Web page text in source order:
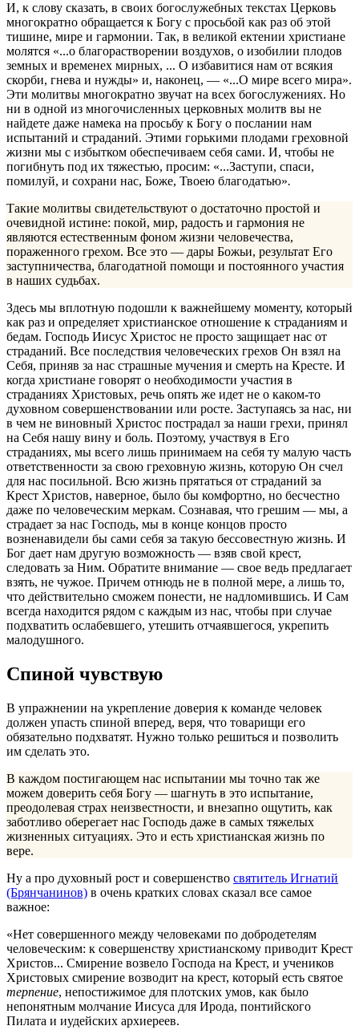
И, к слову сказать, в своих богослужебных текстах Церковь
многократно обращается к Богу с просьбой как раз об этой
тишине, мире и гармонии. Так, в великой ектении христиане
молятся «...о благорастворении воздухов, о изобилии плодов
земных и временех мирных, ... О избавитися нам от всякия
скорби, гнева и нужды» и, наконец, — «...О мире всего мира».
Эти молитвы многократно звучат на всех богослужениях. Но
ни в одной из многочисленных церковных молитв вы не
найдете даже намека на просьбу к Богу о послании нам
испытаний и страданий. Этими горькими плодами греховной
жизни мы с избытком обеспечиваем себя сами. И, чтобы не
погибнуть под их тяжестью, просим: «...Заступи, спаси,
помилуй, и сохрани нас, Боже, Твоею благодатью».
Такие молитвы свидетельствуют о достаточно простой и
очевидной истине: покой, мир, радость и гармония не
являются естественным фоном жизни человечества,
пораженного грехом. Все это — дары Божьи, результат Его
заступничества, благодатной помощи и постоянного участия
в наших судьбах.
Здесь мы вплотную подошли к важнейшему моменту, который
как раз и определяет христианское отношение к страданиям и
бедам. Господь Иисус Христос не просто защищает нас от
страданий. Все последствия человеческих грехов Он взял на
Себя, приняв за нас страшные мучения и смерть на Кресте. И
когда христиане говорят о необходимости участия в
страданиях Христовых, речь опять же идет не о каком-то
духовном совершенствовании или росте. Заступаясь за нас, ни
в чем не виновный Христос пострадал за наши грехи, принял
на Себя нашу вину и боль. Поэтому, участвуя в Его
страданиях, мы всего лишь принимаем на себя ту малую часть
ответственности за свою греховную жизнь, которую Он счел
для нас посильной. Всю жизнь прятаться от страданий за
Крест Христов, наверное, было бы комфорт­но, но бесчестно
даже по человеческим меркам. Сознавая, что грешим — мы, а
страдает за нас Господь, мы в конце концов просто
возненавидели бы сами себя за такую бессовестную жизнь. И
Бог дает нам другую возможность — взяв свой крест,
следовать за Ним. Обратите внимание — свое ведь предлагает
взять, не чужое. Причем отнюдь не в полной мере, а лишь то,
что действительно сможем понести, не надломившись. И Сам
всегда находится рядом с каждым из нас, чтобы при случае
подхватить ослабевшего, утешить отчаявшегося, укрепить
малодушного.
Спиной чувствую
В упражнении на укрепление доверия к команде человек
должен упасть спиной вперед, веря, что товарищи его
обязательно подхватят. Нужно только решиться и позволить
им сделать это.
В каждом постигающем нас испытании мы точно так же
можем доверить себя Богу — шагнуть в это испытание,
преодолевая страх неизвестности, и внезапно ощутить, как
заботливо оберегает нас Господь даже в самых тяжелых
жизненных ситуациях. Это и есть христианская жизнь по
вере.
Ну а про духовный рост и совершенство святитель Игнатий
(Брянчанинов) в очень кратких словах сказал все самое
важное:
«Нет совершенного между человеками по добродетелям
человеческим: к совершенству христианскому приводит Крест
Христов... Смирение возвело Господа на Крест, и учеников
Христовых смирение возводит на крест, который есть святое
терпение, непостижимое для плотских умов, как было
непонятным молчание Иисуса для Ирода, понтийского
Пилата и иудейских архиереев.